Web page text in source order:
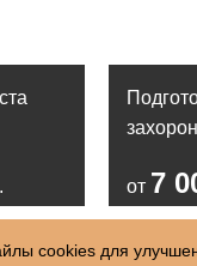
от 7
cookies для